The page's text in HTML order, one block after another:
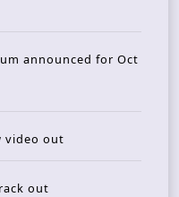
announced for Oct
video out
out